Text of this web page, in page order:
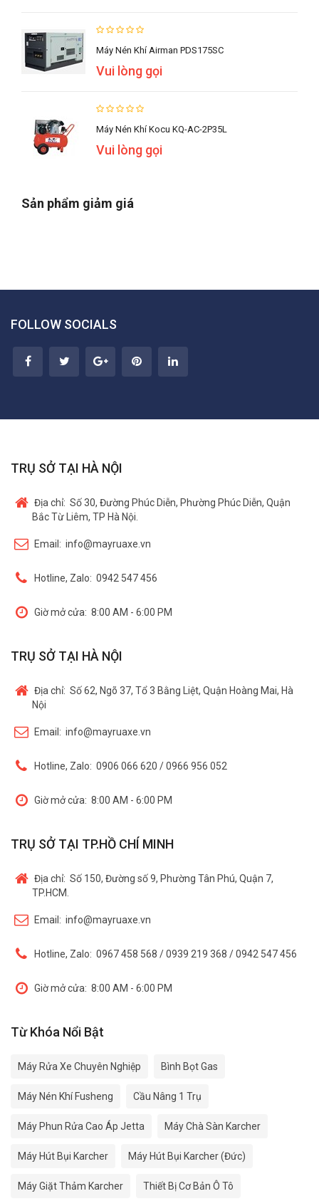
Máy Nén Khí Airman PDS175SC
Vui lòng gọi
Máy Nén Khí Kocu KQ-AC-2P35L
Vui lòng gọi
Sản phẩm giảm giá
FOLLOW SOCIALS
TRỤ SỞ TẠI HÀ NỘI
Địa chỉ: Số 30, Đường Phúc Diễn, Phường Phúc Diễn, Quận
Bắc Từ Liêm, TP Hà Nội.
Email: info@mayruaxe.vn
Hotline, Zalo: 0942 547 456
Giờ mở cửa: 8:00 AM - 6:00 PM
TRỤ SỞ TẠI HÀ NỘI
Địa chỉ: Số 62, Ngõ 37, Tổ 3 Bằng Liệt, Quận Hoàng Mai, Hà
Nội
Email: info@mayruaxe.vn
Hotline, Zalo: 0906 066 620 / 0966 956 052
Giờ mở cửa: 8:00 AM - 6:00 PM
TRỤ SỞ TẠI TP.HỒ CHÍ MINH
Địa chỉ: Số 150, Đường số 9, Phường Tân Phú, Quận 7,
TP.HCM.
Email: info@mayruaxe.vn
Hotline, Zalo: 0967 458 568 / 0939 219 368 / 0942 547 456
Giờ mở cửa: 8:00 AM - 6:00 PM
Từ Khóa Nổi Bật
Máy Rửa Xe Chuyên Nghiệp Bình Bọt Gas
Máy Nén Khí Fusheng Cầu Nâng 1 Trụ
Máy Phun Rửa Cao Áp Jetta Máy Chà Sàn Karcher
Máy Hút Bụi Karcher Máy Hút Bụi Karcher (Đức)
Máy Giặt Thảm Karcher Thiết Bị Cơ Bản Ô Tô